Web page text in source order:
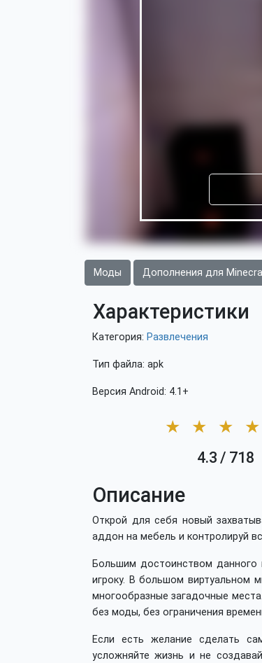
Моды Дополнения для
Характеристики
Категория: Развлечения
Тип файла: apk
Версия Android: 4.1+
★ ★ ★ ★
4.3 / 718
Описание
Открой для себя новый
аддон на мебель и контролируй
Большим достоинством данного
игроку. В большом виртуальном
многообразные загадочные
без моды, без ограничения
Если есть желание сделать
усложняйте жизнь и не